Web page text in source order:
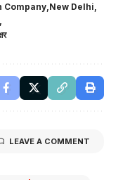
Company New Delhi
LEAVE A COMMENT